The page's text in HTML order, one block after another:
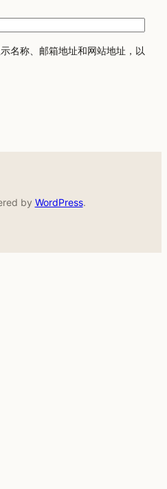
名称、邮箱地址和网站地址，以
by WordPress.